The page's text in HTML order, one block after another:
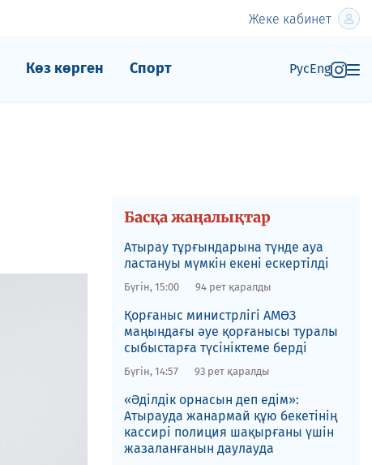
Жеке кабинет
Көз көрген Спорт РусEng
Басқа жаңалықтар
Атырау тұрғындарына түнде ауа
ластануы мүмкін екені ескертілді
Бүгін, 15:00 94 рет қаралды
Қорғаныс министрлігі АМӨЗ
маңындағы әуе қорғанысы туралы
сыбыстарға түсініктеме берді
Бүгін, 14:57 93 рет қаралды
«Әділдік орнасын деп едім»:
Атырауда жанармай құю бекетінің
кассирі полиция шақырғаны үшін
жазаланғанын даулауда